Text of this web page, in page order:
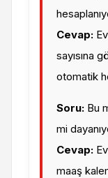
Cevap:
sayısına
otomatik
Soru: Bu
mi
Cevap:
maaş